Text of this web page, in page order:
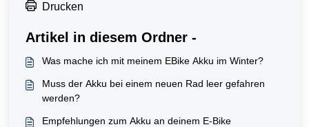
Drucken
Artikel in diesem Ordner -
Was mache ich mit meinem EBike Akku im Winter?
Muss der Akku bei einem neuen Rad leer gefahren
werden?
Empfehlungen zum Akku an deinem E-Bike